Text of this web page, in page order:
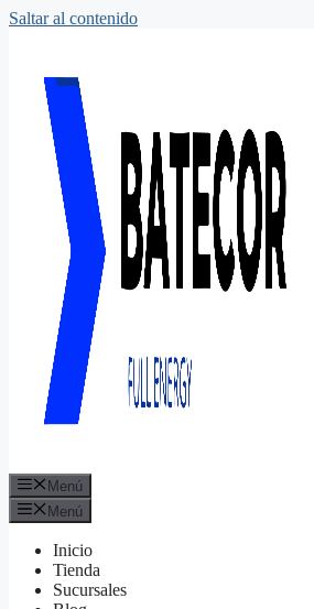
Saltar al contenido
Menú
Menú
Inicio
Tienda
Sucursales